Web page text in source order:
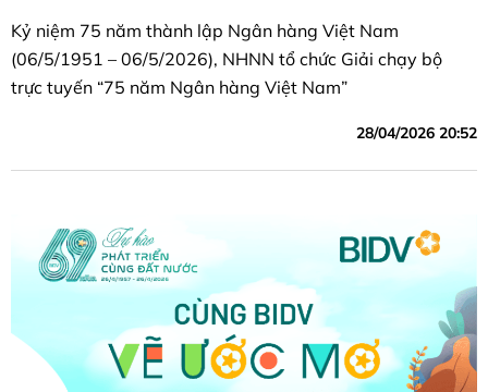
Kỷ niệm 75 năm thành lập Ngân hàng Việt Nam
(06/5/1951 – 06/5/2026), NHNN tổ chức Giải chạy bộ
trực tuyến “75 năm Ngân hàng Việt Nam”
28/04/2026 20:52